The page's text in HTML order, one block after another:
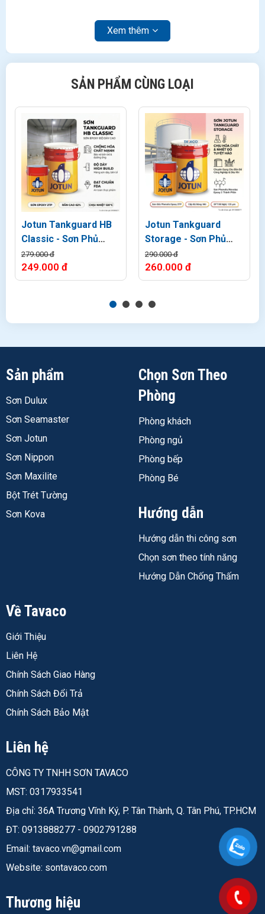
Xem thêm
SẢN PHẨM CÙNG LOẠI
Jotun Tankguard HB
Classic - Sơn Phủ
Epoxy Lòng bồn xăng
dầu
279.000 đ
249.000 đ
Jotun Tankguard
Storage - Sơn Phủ
Epoxy Chịu hóa chất
290.000 đ
260.000 đ
Sản phẩm
Sơn Dulux
Sơn Seamaster
Sơn Jotun
Sơn Nippon
Sơn Maxilite
Bột Trét Tường
Sơn Kova
Chọn Sơn Theo
Phòng
Phòng khách
Phòng ngủ
Phòng bếp
Phòng Bé
Hướng dẫn
Hướng dẫn thi công sơn
Chọn sơn theo tính năng
Hướng Dẫn Chống Thấm
Về Tavaco
Giới Thiệu
Liên Hệ
Chính Sách Giao Hàng
Chính Sách Đổi Trả
Chính Sách Bảo Mật
Liên hệ
CÔNG TY TNHH SƠN TAVACO
MST: 0317933541
Địa chỉ: 36A Trương Vĩnh Ký, P. Tân Thành, Q. Tân Phú, TP.HCM
ĐT: 0913888277 - 0902791288
Email: tavaco.vn@gmail.com
Website: sontavaco.com
Thương hiệu